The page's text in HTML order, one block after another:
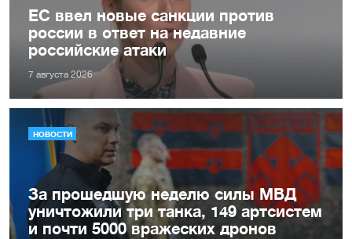
ЕС ввел новые санкции против
россии в ответ на недавние
российские атаки
7 августа 2026
НОВОСТИ
За прошедшую неделю силы МВД
уничтожили три танка, 149 артсистем
и почти 5000 вражеских дронов